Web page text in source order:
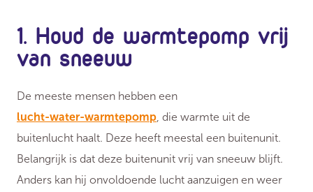
1. Houd de warmtepomp vrij
van sneeuw
De meeste mensen hebben een
lucht-water-warmtepomp, die warmte uit de
buitenlucht haalt. Deze heeft meestal een buitenunit.
Belangrijk is dat deze buitenunit vrij van sneeuw blijft.
Anders kan hij onvoldoende lucht aanzuigen en weer